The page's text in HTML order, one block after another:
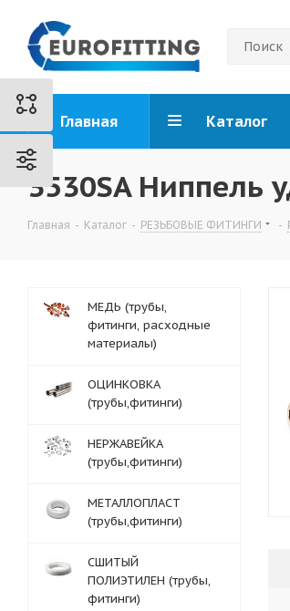
Главная Каталог
3530SA Ниппель
Главная - Каталог - РЕЗЬБОВЫЕ ФИТИНГИ -
МЕДЬ (трубы,
фитинги, расходные
материалы)
ОЦИНКОВКА
(трубы,фитинги)
НЕРЖАВЕЙКА
(трубы,фитинги)
МЕТАЛЛОПЛАСТ
(трубы,фитинги)
СШИТЫЙ
ПОЛИЭТИЛЕН (трубы,
фитинги)